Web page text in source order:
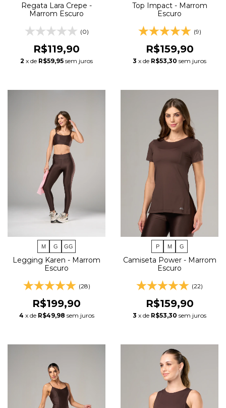
Regata Lara Crepe -
Marrom Escuro
(0)
R$119,90
2 x de R$59,95 sem juros
Top Impact - Marrom
Escuro
(9)
R$159,90
3 x de R$53,30 sem juros
M G GG
Legging Karen - Marrom
Escuro
(28)
R$199,90
4 x de R$49,98 sem juros
P M G
Camiseta Power - Marrom
Escuro
(22)
R$159,90
3 x de R$53,30 sem juros